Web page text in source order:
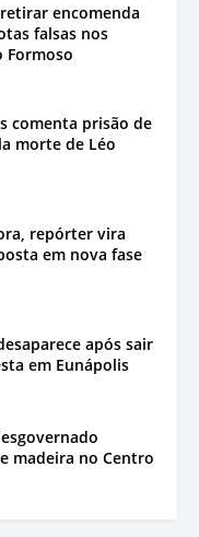
encomenda
falsas nos
Formoso
comenta prisão de
morte de Léo
repórter vira
em nova fase
após sair
em Eunápolis
madeira no Centro